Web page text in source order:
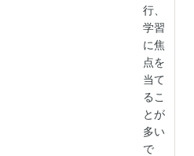
行、
学習
に焦
点を
当て
るこ
とが
多い
で